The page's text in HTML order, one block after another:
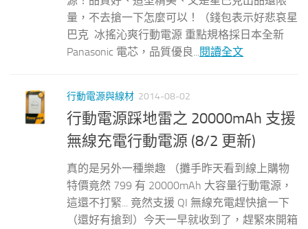
量，不去搶一下怎麼可以！（錢包表示好悲哀星
巴克 冰搖沁爽行動電源 重點規格採日本全新
Panasonic 電芯，品質優良...
閱讀全文
行動電源與線材 2014-08-02
行動電源踩地雷之 20000mAh 支援
無線充電行動電源 (8/2 更新)
真的是另外一種樂趣 （攤手昨天看到線上購物
特價竟然 799 有 20000mAh 大容量行動電源，
這還不打緊... 竟然支援 QI 無線充電趕快搶一下
（還好有搶到）今天一早就收到了，趕緊來開箱